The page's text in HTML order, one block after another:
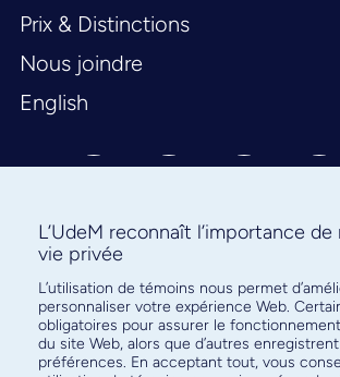
Prix & Distinctions
Nous joindre
English
Abonnez-vous à notre
pour connaître l’actualité
L’UdeM reconnaît l’importance
vie privée
L’utilisation de témoins nous permet
personnaliser votre expérience Web.
obligatoires pour assurer le
du site Web, alors que d’autres
préférences. En acceptant tout, vous